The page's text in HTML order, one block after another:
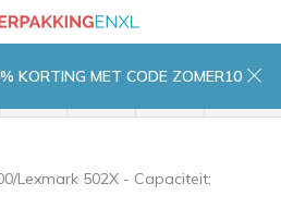
KORTING MET CODE ZOMER10
Lexmark 502X - Capaciteit: